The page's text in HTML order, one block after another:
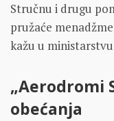
Stručnu i drugu
pružaće
kažu u
„Aerodromi
obećanja